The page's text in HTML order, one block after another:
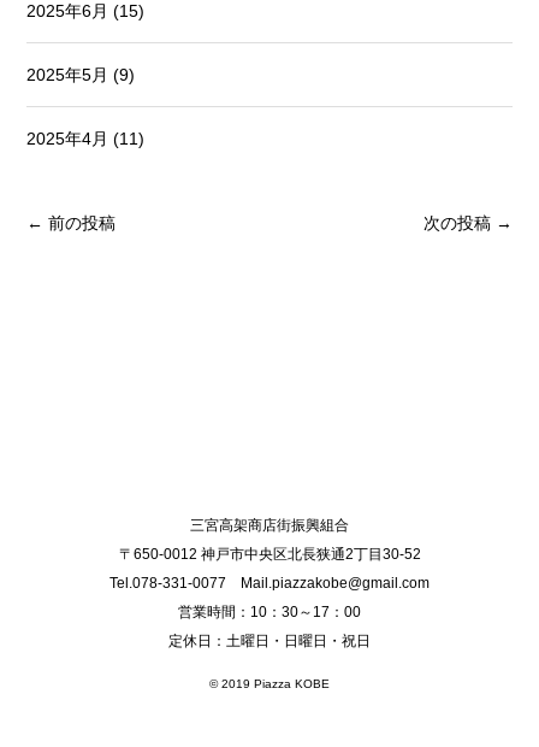
2025年6月(15)
2025年5月(9)
2025年4月(11)
← 前の投稿 次の投稿 →
三宮高架商店街振興組合
〒650-0012 神戸市中央区北長狭通2丁目30-52
Tel.078-331-0077 Mail.piazzakobe@gmail.com
営業時間：10：30～17：00
定休日：土曜日・日曜日・祝日
© 2019 Piazza KOBE